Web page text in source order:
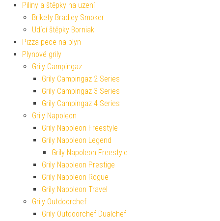
Piliny a štěpky na uzení
Brikety Bradley Smoker
Udící štěpky Borniak
Pizza pece na plyn
Plynové grily
Grily Campingaz
Grily Campingaz 2 Series
Grily Campingaz 3 Series
Grily Campingaz 4 Series
Grily Napoleon
Grily Napoleon Freestyle
Grily Napoleon Legend
Grily Napoleon Freestyle
Grily Napoleon Prestige
Grily Napoleon Rogue
Grily Napoleon Travel
Grily Outdoorchef
Grily Outdoorchef Dualchef